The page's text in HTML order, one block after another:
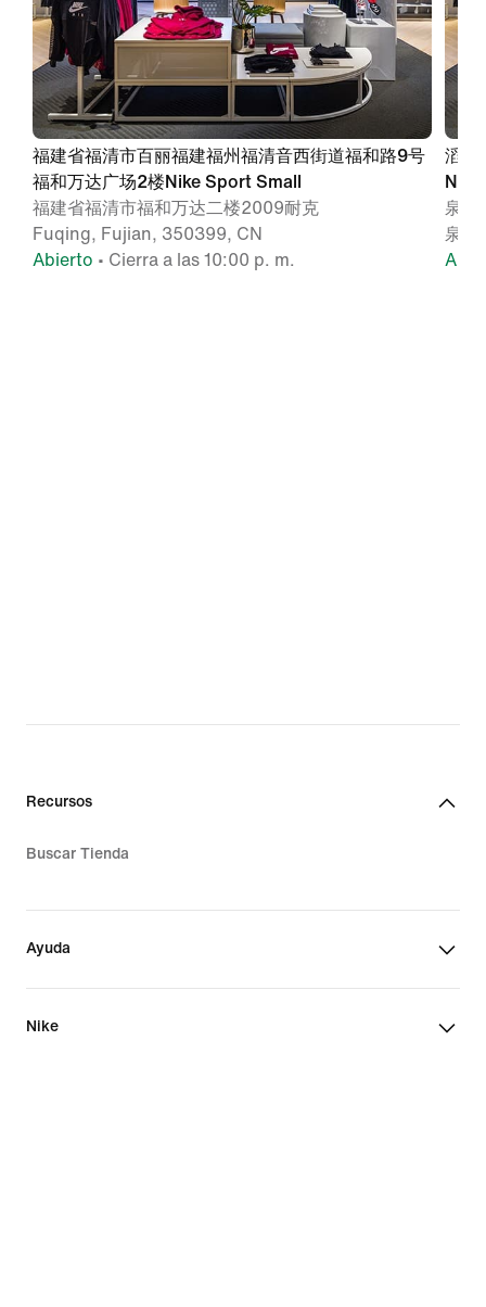
福建省福清市百丽福建福州福清音西街道福和路9号
福和万达广场2楼Nike Sport Small
福建省福清市福和万达二楼2009耐克
Fuqing, Fujian, 350399, CN
Abierto • Cierra a las 10:00 p. m.
滔搏
泉州
泉州
Recursos
Buscar Tienda
Ayuda
Nike